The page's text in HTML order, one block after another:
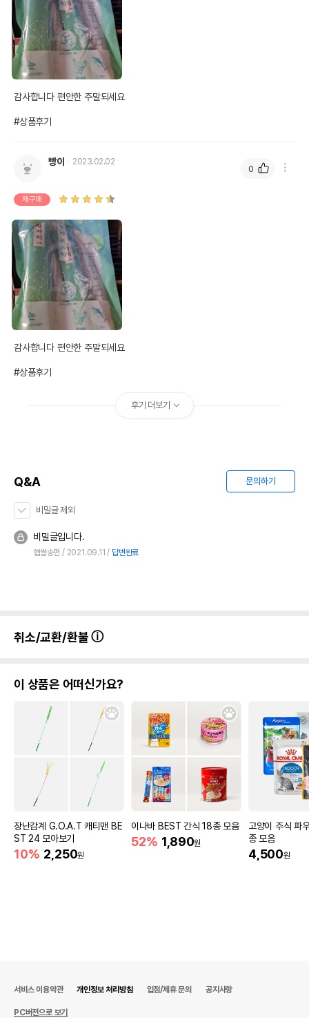
감사합니다 편안한 주말되세요
#상품후기
빵이 2023.02.02
재구매
감사합니다 편안한 주말되세요
#상품후기
0
후기 더보기
Q&A 문의하기
비밀글 제외
비밀글입니다.
햅쌀송편 2021.09.11 답변완료
취소/교환/환불
이 상품은 어떠신가요?
장난감계 G.O.A.T 캐티맨 BE
ST 24 모아보기
10% 2,250원
이나바 BEST 간식 18종 모음
52% 1,890원
고양이 주식 파
종 모음
4,500원
서비스 이용약관 개인정보 처리방침 입점/제휴 문의 공지사항
PC버전으로 보기